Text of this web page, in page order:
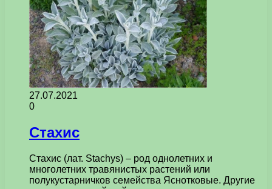
27.07.2021
0
Стахис
Стахис (лат. Stachys) – род однолетних и
многолетних травянистых растений или
полукустарничков семейства Яснотковые. Другие